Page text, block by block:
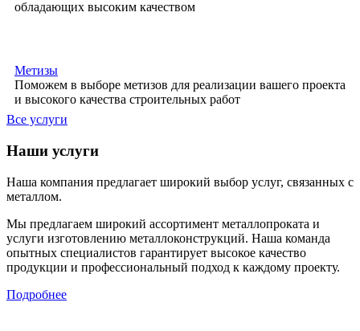
обладающих высоким качеством
Метизы
Поможем в выборе метизов для реализации вашего проекта
и высокого качества строительных работ
Все услуги
Наши услуги
Наша компания предлагает широкий выбор услуг, связанных с
металлом.
Мы предлагаем широкий ассортимент металлопроката и
услуги изготовлению металлоконструкций. Наша команда
опытных специалистов гарантирует высокое качество
продукции и профессиональный подход к каждому проекту.
Подробнее